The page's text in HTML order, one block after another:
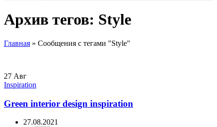
Архив тегов: Style
Главная » Сообщения с тегами "Style"
27 Авг
Inspiration
Green interior design inspiration
27.08.2021